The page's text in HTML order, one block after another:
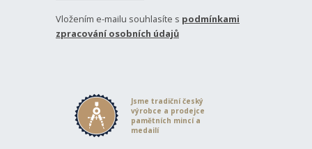
Vložením e-mailu souhlasíte s podmínkami
zpracování osobních údajů
Jsme tradiční český
výrobce a prodejce
pamětních mincí a
medailí